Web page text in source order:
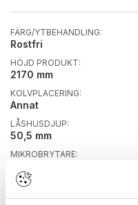
FÄRG/YTBEHANDLING:
Rostfri
HÖJD PRODUKT:
2170 mm
KOLVPLACERING:
Annat
LÅSHUSDJUP:
50,5 mm
MIKROBRYTARE:
NÖDUTRYMNING:
Nej